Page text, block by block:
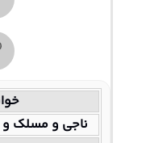
ناجی و مسلک و